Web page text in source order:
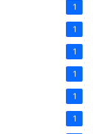
1
1
1
1
1
1